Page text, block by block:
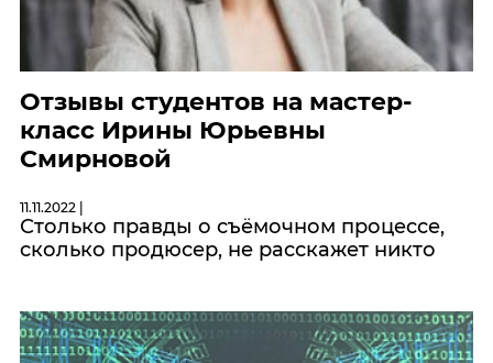
Отзывы студентов на мастер-
класс Ирины Юрьевны
Смирновой
11.11.2022 |
Столько правды о съёмочном процессе,
сколько продюсер, не расскажет никто